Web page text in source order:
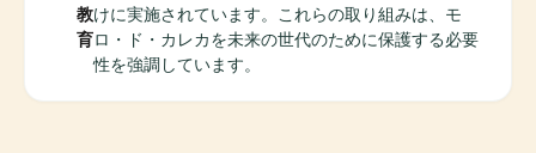
教
育
けに実施されています。これらの取り組みは、モ
ロ・ド・カレカを未来の世代のために保護する必要
性を強調しています。